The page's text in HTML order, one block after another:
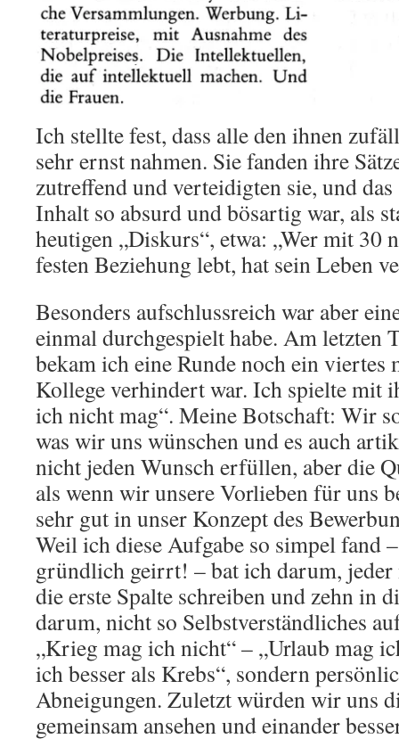
Ich stellte fest, dass alle den ihnen
sehr ernst nahmen. Sie fanden ihre
zutreffend und verteidigten sie, und
Inhalt so absurd und bösartig war, als
heutigen „Diskurs“, etwa: „Wer mit 30
festen Beziehung lebt, hat sein Leben
Besonders aufschlussreich war aber
einmal durchgespielt habe. Am letzten
bekam ich eine Runde noch ein viertes
Kollege verhindert war. Ich spielte mit
ich nicht mag“. Meine Botschaft: Wir
was wir uns wünschen und es auch
nicht jeden Wunsch erfüllen, aber die
als wenn wir unsere Vorlieben für uns
sehr gut in unser Konzept des
Weil ich diese Aufgabe so simpel fand
gründlich geirrt! – bat ich darum, jeder
die erste Spalte schreiben und zehn in
darum, nicht so Selbstverständliches
„Krieg mag ich nicht“ – „Urlaub mag
ich besser als Krebs“, sondern
Abneigungen. Zuletzt würden wir uns
gemeinsam ansehen und einander